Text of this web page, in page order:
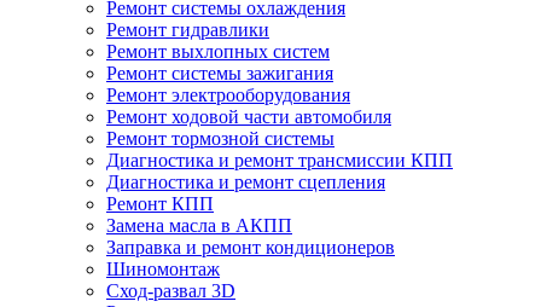
Ремонт системы охлаждения
Ремонт гидравлики
Ремонт выхлопных систем
Ремонт системы зажигания
Ремонт электрооборудования
Ремонт ходовой части автомобиля
Ремонт тормозной системы
Диагностика и ремонт трансмиссии КПП
Диагностика и ремонт сцепления
Ремонт КПП
Замена масла в АКПП
Заправка и ремонт кондиционеров
Шиномонтаж
Сход-развал 3D